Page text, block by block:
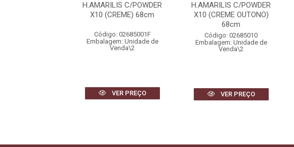
H.AMARILIS C/POWDER
X10 (CREME) 68cm
Código: 02685001F
Embalagem: Unidade de
Venda\2
VER PREÇO
H.AMARILIS C/POWDER
X10 (CREME OUTONO)
68cm
Código: 02685010
Embalagem: Unidade de
Venda\2
VER PREÇO